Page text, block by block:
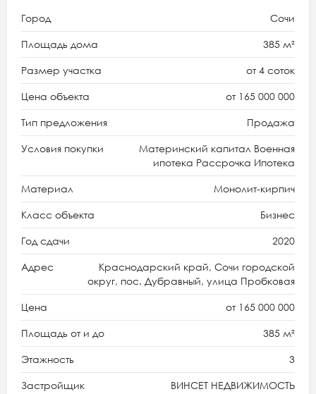
Город Сочи
Площадь дома 385 м²
Размер участка от 4 соток
Цена объекта от 165 000 000
Тип предложения Продажа
Условия покупки
Материнский капитал Военная
ипотека Рассрочка Ипотека
Материал Монолит-кирпич
Класс объекта Бизнес
Год сдачи 2020
Адрес
Краснодарский край, Сочи городской
округ, пос. Дубравный, улица Пробковая
Цена от 165 000 000
Площадь от и до 385 м²
Этажность 3
Застройщик ВИНСЕТ НЕДВИЖИМОСТЬ